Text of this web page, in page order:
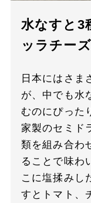
水なすと3
ッラチー
日本にはさま
が、中でも水
むのにぴった
家製のセミド
類を組み合わ
ることで味わ
こに塩揉みし
すとトマト、